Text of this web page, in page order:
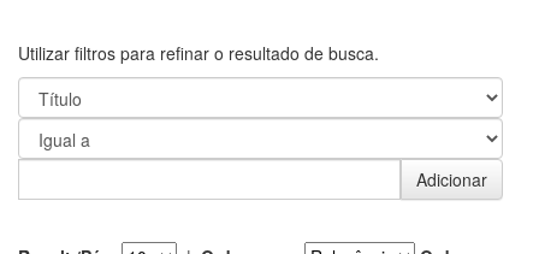
Utilizar filtros para refinar o resultado de busca.